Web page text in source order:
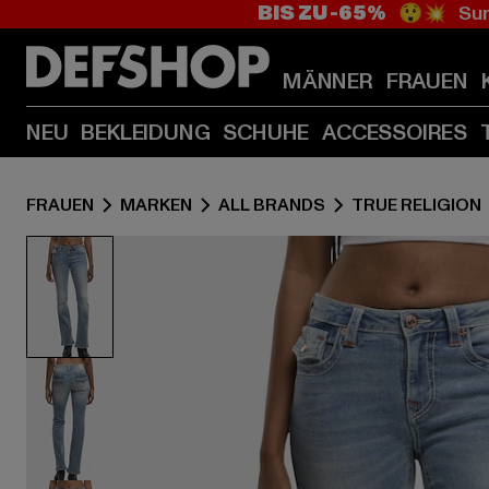
BIS ZU -65% 😲💥
MÄNNER FRAUEN
NEU BEKLEIDUNG SCHUHE ACCESSOIRES
FRAUEN MARKEN ALL BRANDS TRUE RELIGION